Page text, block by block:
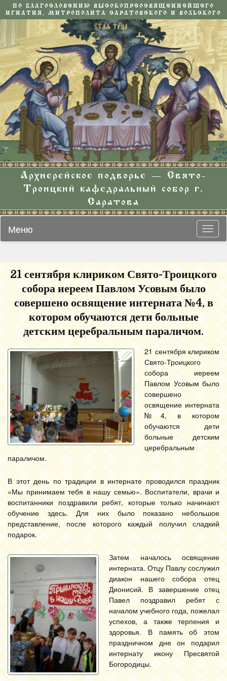
ПО БЛАГОСЛОВЕНИЮ ВЫСОКОПРЕОСВЯЩЕННЕЙШЕГО
ИГНАТИЯ, МИТРОПОЛИТА САРАТОВСКОГО И ВОЛЬСКОГО
Архиерейское подворье — Свято-
Троицкий кафедральный собор г.
Саратова
Меню
21 сентября клириком Свято-Троицкого
собора иереем Павлом Усовым было
совершено освящение интерната №4, в
котором обучаются дети больные
детским церебральным параличом.
21 сентября клириком
Свято-Троицкого
собора иереем
Павлом Усовым было
совершено
освящение интерната
№4, в котором
обучаются дети
больные детским
церебральным
параличом.
В этот день по традиции в интернате проводился праздник
«Мы принимаем тебя в нашу семью». Воспитатели, врачи и
воспитанники поздравили ребят, которые только начинают
обучение здесь. Для них было показано небольшое
представление, после которого каждый получил сладкий
подарок.
Затем началось освящение
интерната. Отцу Павлу сослужил
диакон нашего собора отец
Дионисий. В завершение отец
Павел поздравил ребят с
началом учебного года, пожелал
успехов, а также терпения и
здоровья. В память об этом
праздничном дне он подарил
интернату икону Пресвятой
Богородицы.